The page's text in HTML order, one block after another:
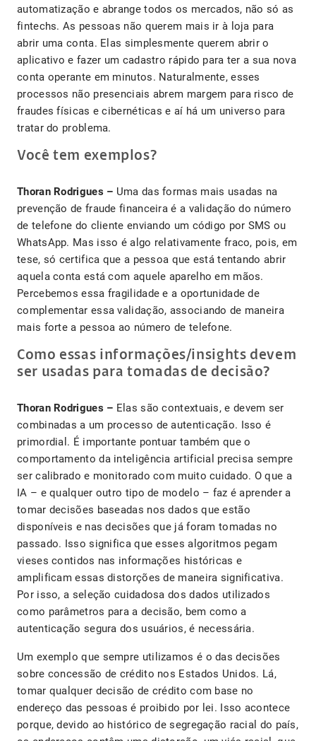
automatização e abrange todos os mercados, não só as
fintechs. As pessoas não querem mais ir à loja para
abrir uma conta. Elas simplesmente querem abrir o
aplicativo e fazer um cadastro rápido para ter a sua nova
conta operante em minutos. Naturalmente, esses
processos não presenciais abrem margem para risco de
fraudes físicas e cibernéticas e aí há um universo para
tratar do problema.
Você tem exemplos?
Thoran Rodrigues – Uma das formas mais usadas na
prevenção de fraude financeira é a validação do número
de telefone do cliente enviando um código por SMS ou
WhatsApp. Mas isso é algo relativamente fraco, pois, em
tese, só certifica que a pessoa que está tentando abrir
aquela conta está com aquele aparelho em mãos.
Percebemos essa fragilidade e a oportunidade de
complementar essa validação, associando de maneira
mais forte a pessoa ao número de telefone.
Como essas informações/insights devem
ser usadas para tomadas de decisão?
Thoran Rodrigues – Elas são contextuais, e devem ser
combinadas a um processo de autenticação. Isso é
primordial. É importante pontuar também que o
comportamento da inteligência artificial precisa sempre
ser calibrado e monitorado com muito cuidado. O que a
IA – e qualquer outro tipo de modelo – faz é aprender a
tomar decisões baseadas nos dados que estão
disponíveis e nas decisões que já foram tomadas no
passado. Isso significa que esses algoritmos pegam
vieses contidos nas informações históricas e
amplificam essas distorções de maneira significativa.
Por isso, a seleção cuidadosa dos dados utilizados
como parâmetros para a decisão, bem como a
autenticação segura dos usuários, é necessária.
Um exemplo que sempre utilizamos é o das decisões
sobre concessão de crédito nos Estados Unidos. Lá,
tomar qualquer decisão de crédito com base no
endereço das pessoas é proibido por lei. Isso acontece
porque, devido ao histórico de segregação racial do país,